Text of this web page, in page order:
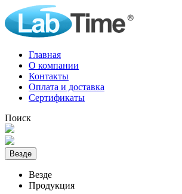
Главная
О компании
Контакты
Оплата и доставка
Сертификаты
Поиск
Везде
Везде
Продукция